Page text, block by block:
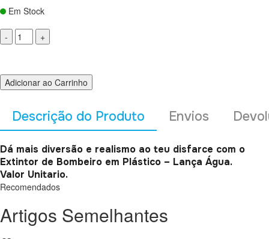
Em Stock
Adicionar ao Carrinho
Descrição do Produto Envios
Dá mais diversão e realismo ao teu disfarce com o
Extintor de Bombeiro em Plástico – Lança Água.
Valor Unitario.
Recomendados
Artigos Semelhantes